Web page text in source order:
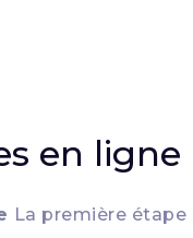
en ligne
La première